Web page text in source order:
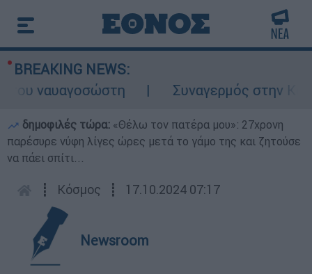
BREAKING NEWS:
ναυαγοσώστη
Συναγερμός στην
δημοφιλές τώρα: «Θέλω τον πατέρα μου»: 27χρονη
παρέσυρε νύφη λίγες ώρες μετά το γάμο της και ζητούσε
να πάει σπίτι...
┋ Κόσμος ┋ 17.10.2024 07:17
Newsroom